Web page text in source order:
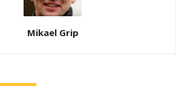
Mikael Grip